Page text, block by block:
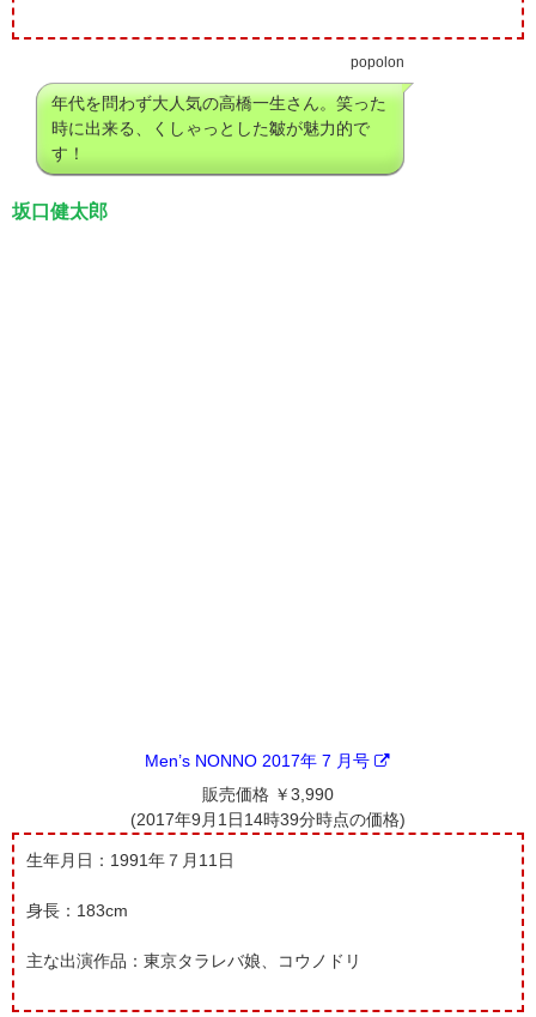
popolon
年代を問わず大人気の高橋一生さん。笑った
時に出来る、くしゃっとした皺が魅力的で
す！
坂口健太郎
Men’s NONNO 2017年 7 月号
販売価格 ￥3,990
(2017年9月1日14時39分時点の価格)
生年月日：1991年７月11日
身長：183cm
主な出演作品：東京タラレバ娘、コウノドリ